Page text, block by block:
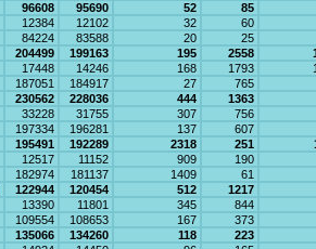
96608 95690 52
85
12384 12102 32
60
84224 83588 20
25
204499 199163 195 2558
17448 14246 168 1793
187051 184917 27
765
230562 228036 444
1363
33228 31755 307
756
197334 196281 137
607
195491 192289 2318 251
12517 11152 909
190
182974 181137 1409
61
122944 120454 512
1217
13390 11801 345
844
109554 108653 167
373
135066 134260 118
223